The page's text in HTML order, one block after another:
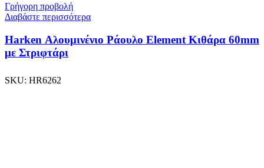
Γρήγορη προβολή
Διαβάστε περισσότερα
Harken Αλουμινένιο Ράουλο Element Κιθάρα 60mm
με Στριφτάρι
SKU: HR6262